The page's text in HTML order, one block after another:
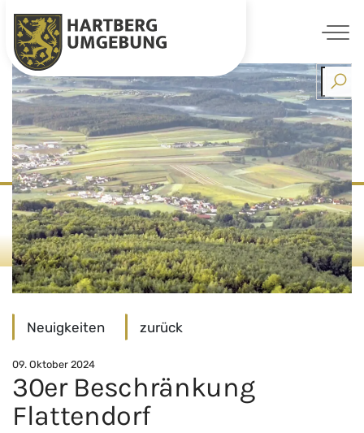
Skip
content
Neuigkeiten zurück
09. Oktober 2024
30er Beschränkung
Flattendorf